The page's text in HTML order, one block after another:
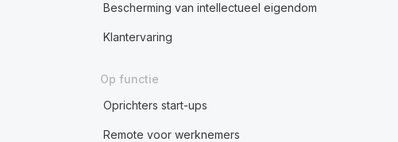
Bescherming van intellectueel eigendom
Klantervaring
Op functie
Oprichters start-ups
Remote voor werknemers